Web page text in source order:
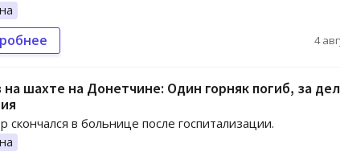
4
шахте на Донетчине: Один горняк погиб, за
скончался в больнице после госпитализации.